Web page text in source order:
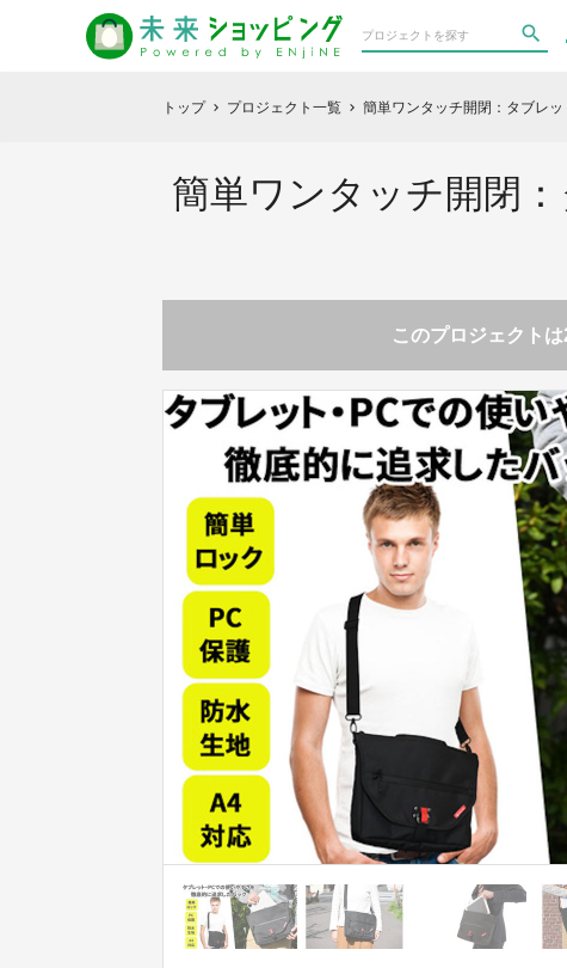
トップ chevron_right プロジェクト一覧 chevron_right 簡単ワンタッチ開閉：タブレ
簡単ワンタッチ開閉
このプロジェクト